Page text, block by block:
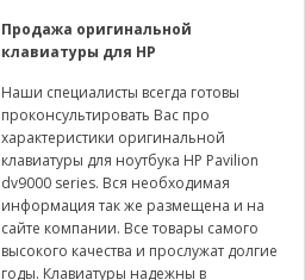
Продажа оригинальной
клавиатуры для HP
Наши специалисты всегда готовы
проконсультировать Вас про
характеристики оригинальной
клавиатуры для ноутбука HP Pavilion
dv9000 series. Вся необходимая
информация так же размещена и на
сайте компании. Все товары самого
высокого качества и прослужат долгие
годы. Клавиатуры надежны в